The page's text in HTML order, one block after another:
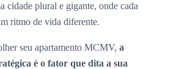
cidade plural e gigante, onde cada
ritmo de vida diferente.
seu apartamento MCMV, a
é o fator que dita a sua